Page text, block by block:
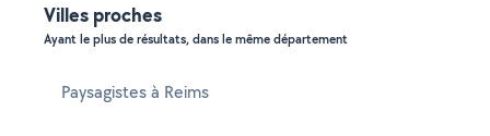
Villes proches
Ayant le plus de résultats, dans le même département
Paysagistes à Reims